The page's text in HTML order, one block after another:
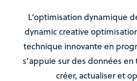
L’optimisation dynamique
dynamic creative
technique innovante en
s’appuie sur des données
créer, actualiser et